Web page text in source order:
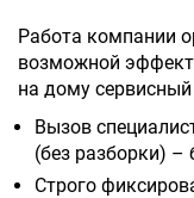
Работа компании
возможной
на дому сервисный
Вызов
(без разборки) –
Строго